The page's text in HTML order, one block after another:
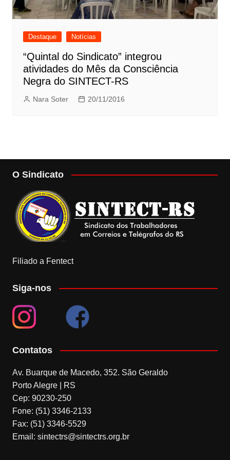
Destaque Notícias
“Quintal do Sindicato” integrou
atividades do Mês da Consciência
Negra do SINTECT-RS
Nara Soter 20/11/2016
O Sindicato
Filiado a Fentect
Siga-nos
Contatos
Av. Buarque de Macedo, 352. São Geraldo
Porto Alegre | RS
Cep: 90230-250
Fone: (51) 3346-2133
Fax: (51) 3346-5529
Email: sintectrs@sintectrs.org.br